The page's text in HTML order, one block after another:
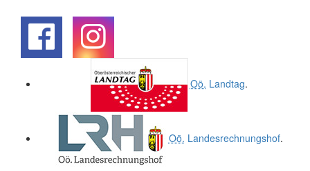
Oö. Landtag.
Oö. Landesrechnungshof.